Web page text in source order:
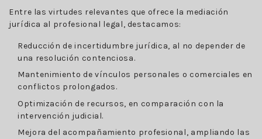
Entre las virtudes relevantes que ofrece la mediación
jurídica al profesional legal, destacamos:
Reducción de incertidumbre jurídica, al no depender de
una resolución contenciosa.
Mantenimiento de vínculos personales o comerciales en
conflictos prolongados.
Optimización de recursos, en comparación con la
intervención judicial.
Mejora del acompañamiento profesional, ampliando las